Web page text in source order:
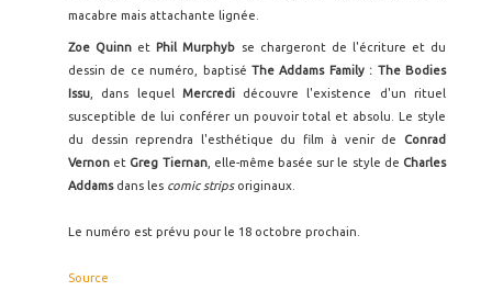
macabre mais attachante lignée.
Zoe Quinn et Phil Murphyb se chargeront de l'écriture et du
dessin de ce numéro, baptisé The Addams Family : The Bodies
Issu , dans lequel Mercredidécouvre l'existence d'un rituel
susceptible de lui conférer un pouvoir total et absolu. Le style
du dessin reprendra l'esthétique du film à venir de Conrad
Vernon et Greg Tiernan, elle-même basée sur le style de Charles
Addamsdans les comic stripsoriginaux.
Le numéro est prévu pour le 18 octobre prochain.
Source